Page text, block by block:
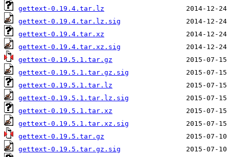
gettext-0.19.4.tar.lz
gettext-0.19.4.tar.lz.sig
gettext-0.19.4.tar.xz
gettext-0.19.4.tar.xz.sig
gettext-0.19.5.1.tar.gz
gettext-0.19.5.1.tar.gz.sig
gettext-0.19.5.1.tar.lz
gettext-0.19.5.1.tar.lz.sig
gettext-0.19.5.1.tar.xz
gettext-0.19.5.1.tar.xz.sig
gettext-0.19.5.tar.gz
gettext-0.19.5.tar.gz.sig